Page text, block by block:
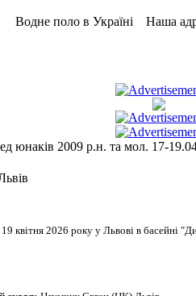
Водне поло в Україні Наша
юнаків 2009 р.н. та мол. 17-
квітня 2026 року у Львові в басейні